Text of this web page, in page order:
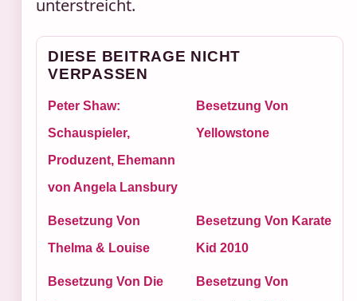
unterstreicht.
DIESE BEITRAGE NICHT
VERPASSEN
Peter Shaw:
Schauspieler,
Produzent, Ehemann
von Angela Lansbury
Besetzung Von
Yellowstone
Besetzung Von
Thelma & Louise
Besetzung Von Karate
Kid 2010
Besetzung Von Die
Besetzung Von